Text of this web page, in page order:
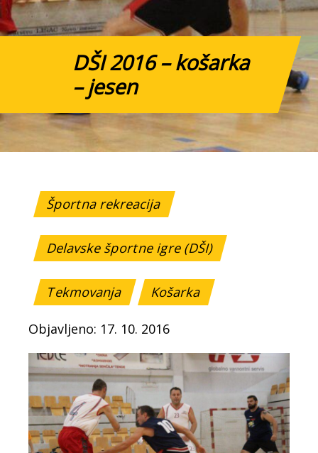
DŠI 2016 – košarka
– jesen
Športna rekreacija
Delavske športne igre (DŠI)
Tekmovanja Košarka
Objavljeno: 17. 10. 2016